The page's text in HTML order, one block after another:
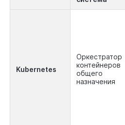
Kubernetes
Оркестратор
контейнеров
общего
назначения